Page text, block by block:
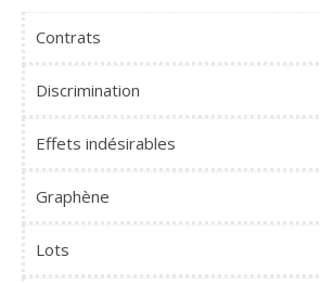
Contrats
Discrimination
Effets indésirables
Graphène
Lots